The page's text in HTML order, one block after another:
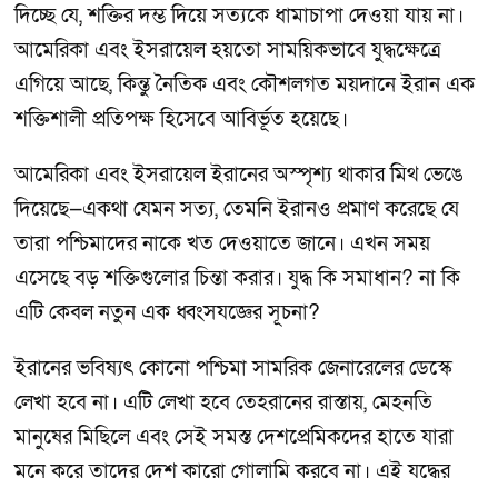
দিচ্ছে যে, শক্তির দম্ভ দিয়ে সত্যকে ধামাচাপা দেওয়া যায় না।
আমেরিকা এবং ইসরায়েল হয়তো সাময়িকভাবে যুদ্ধক্ষেত্রে
এগিয়ে আছে, কিন্তু নৈতিক এবং কৌশলগত ময়দানে ইরান এক
শক্তিশালী প্রতিপক্ষ হিসেবে আবির্ভূত হয়েছে।
আমেরিকা এবং ইসরায়েল ইরানের অস্পৃশ্য থাকার মিথ ভেঙে
দিয়েছে—একথা যেমন সত্য, তেমনি ইরানও প্রমাণ করেছে যে
তারা পশ্চিমাদের নাকে খত দেওয়াতে জানে। এখন সময়
এসেছে বড় শক্তিগুলোর চিন্তা করার। যুদ্ধ কি সমাধান? না কি
এটি কেবল নতুন এক ধ্বংসযজ্ঞের সূচনা?
ইরানের ভবিষ্যৎ কোনো পশ্চিমা সামরিক জেনারেলের ডেস্কে
লেখা হবে না। এটি লেখা হবে তেহরানের রাস্তায়, মেহনতি
মানুষের মিছিলে এবং সেই সমস্ত দেশপ্রেমিকদের হাতে যারা
মনে করে তাদের দেশ কারো গোলামি করবে না। এই যুদ্ধের